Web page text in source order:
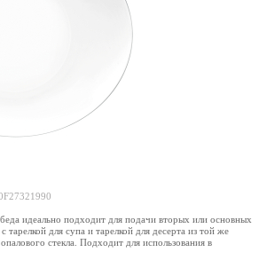
идеально подходит для подачи вторых или основных
тарелкой для супа и тарелкой для десерта из той же
стекла. Подходит для использования в